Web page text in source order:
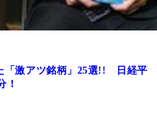
「激アツ銘柄」25選!! 日経平
！